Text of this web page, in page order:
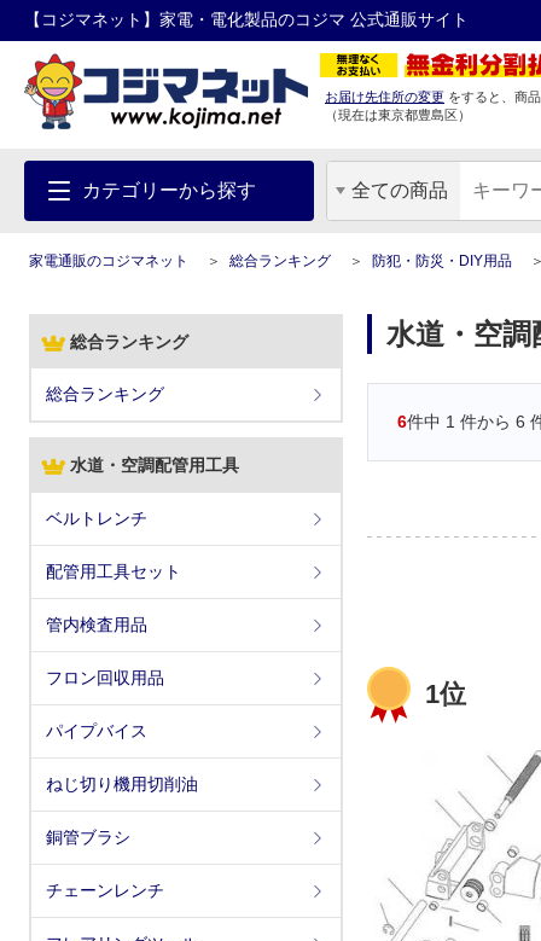
【コジマネット】家電・電化製品のコジマ 公式通販サイト
お届け先住所の変更 をすると、商
（現在は東京都豊島区）
カテゴリーから探す 全ての商品
家電通販のコジマネット 総合ランキング 防犯・防災・DIY用品
総合ランキング
総合ランキング
水道・空調配管用工具
ベルトレンチ
配管用工具セット
管内検査用品
フロン回収用品
パイプバイス
ねじ切り機用切削油
銅管ブラシ
チェーンレンチ
水道・空
6件中 1 件から 6
1位